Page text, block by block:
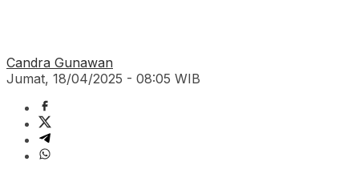
Candra Gunawan
Jumat, 18/04/2025 - 08:05 WIB